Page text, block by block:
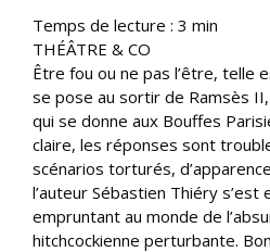
Temps de lecture : 3 min
THÉÂTRE & CO
Être fou ou ne pas l’être, telle
se pose au sortir de Ramsès
qui se donne aux Bouffes
claire, les réponses sont
scénarios torturés,
l’auteur Sébastien Thiéry s’est
empruntant au monde de
hitchcockienne perturbante.